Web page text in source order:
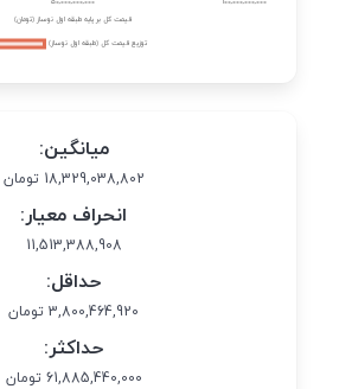
میانگین:
18,329,038,802 تومان
انحراف معیار:
11,513,388,908
حداقل:
3,800,464,920 تومان
حداکثر:
61,885,440,000 تومان